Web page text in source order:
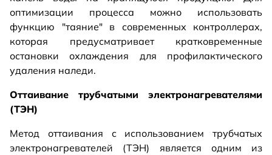
оптимизации процесса можно использовать
функцию "таяние" в современных контроллерах,
которая предусматривает кратковременные
остановки охлаждения для профилактического
удаления наледи.
Оттаивание трубчатыми электронагревателями
(ТЭН)
Метод оттаивания с использованием трубчатых
электронагревателей (ТЭН) является одним из